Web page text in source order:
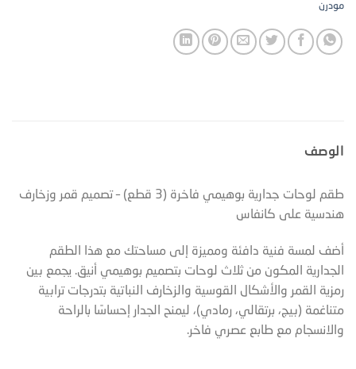
مودرن
الوصف
طقم لوحات جدارية بوهيمي فاخرة (3 قطع) – تصميم قمر وزخارف
هندسية على كانفاس
أضف لمسة فنية دافئة ومميزة إلى مساحتك مع هذا الطقم
الجدارية المكون من ثلاث لوحات بتصميم بوهيمي أنيق. يجمع بين
رمزية القمر والأشكال القوسية والزخارف النباتية بتدرجات ترابية
متناغمة (بيج، برتقالي، رمادي)، ليمنح الجدار إحساسًا بالراحة
والانسجام مع طابع عصري فاخر.